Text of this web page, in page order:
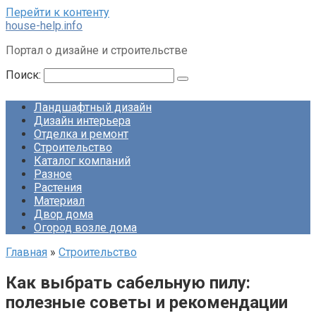
Перейти к контенту
house-help.info
Портал о дизайне и строительстве
Поиск:
Ландшафтный дизайн
Дизайн интерьера
Отделка и ремонт
Строительство
Каталог компаний
Разное
Растения
Материал
Двор дома
Огород возле дома
Главная » Строительство
Как выбрать сабельную пилу:
полезные советы и рекомендации